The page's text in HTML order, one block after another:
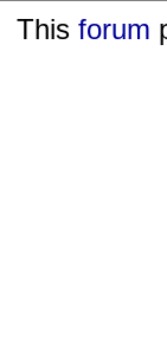
This forum